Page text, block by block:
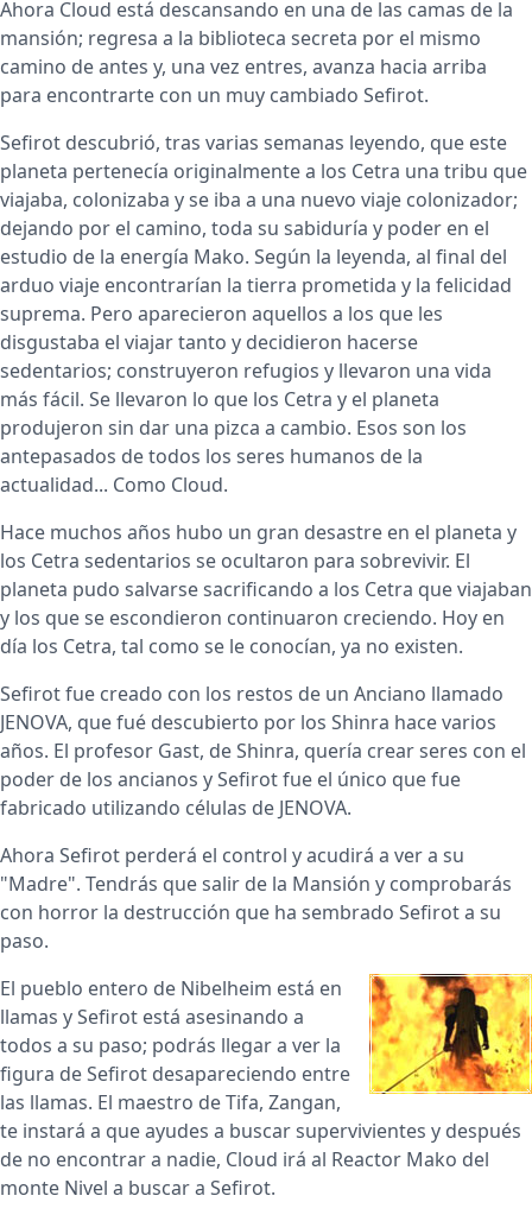
Ahora Cloud está descansando en una de las camas de la
mansión; regresa a la biblioteca secreta por el mismo
camino de antes y, una vez entres, avanza hacia arriba
para encontrarte con un muy cambiado Sefirot.
Sefirot descubrió, tras varias semanas leyendo, que este
planeta pertenecía originalmente a los Cetra una tribu que
viajaba, colonizaba y se iba a una nuevo viaje colonizador;
dejando por el camino, toda su sabiduría y poder en el
estudio de la energía Mako. Según la leyenda, al final del
arduo viaje encontrarían la tierra prometida y la felicidad
suprema. Pero aparecieron aquellos a los que les
disgustaba el viajar tanto y decidieron hacerse
sedentarios; construyeron refugios y llevaron una vida
más fácil. Se llevaron lo que los Cetra y el planeta
produjeron sin dar una pizca a cambio. Esos son los
antepasados de todos los seres humanos de la
actualidad... Como Cloud.
Hace muchos años hubo un gran desastre en el planeta y
los Cetra sedentarios se ocultaron para sobrevivir. El
planeta pudo salvarse sacrificando a los Cetra que viajaban
y los que se escondieron continuaron creciendo. Hoy en
día los Cetra, tal como se le conocían, ya no existen.
Sefirot fue creado con los restos de un Anciano llamado
JENOVA, que fué descubierto por los Shinra hace varios
años. El profesor Gast, de Shinra, quería crear seres con el
poder de los ancianos y Sefirot fue el único que fue
fabricado utilizando células de JENOVA.
Ahora Sefirot perderá el control y acudirá a ver a su
"Madre". Tendrás que salir de la Mansión y comprobarás
con horror la destrucción que ha sembrado Sefirot a su
paso.
El pueblo entero de Nibelheim está en
llamas y Sefirot está asesinando a
todos a su paso; podrás llegar a ver la
figura de Sefirot desapareciendo entre
las llamas. El maestro de Tifa, Zangan,
te instará a que ayudes a buscar supervivientes y después
de no encontrar a nadie, Cloud irá al Reactor Mako del
monte Nivel a buscar a Sefirot.